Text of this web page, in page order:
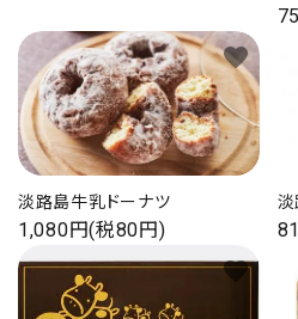
お問い合わせ
特定商取引
プライバシーポリシー
ACCOUNT MENU
淡路島牛乳ドーナツ
1,080円(税80円)
favorite
favorite